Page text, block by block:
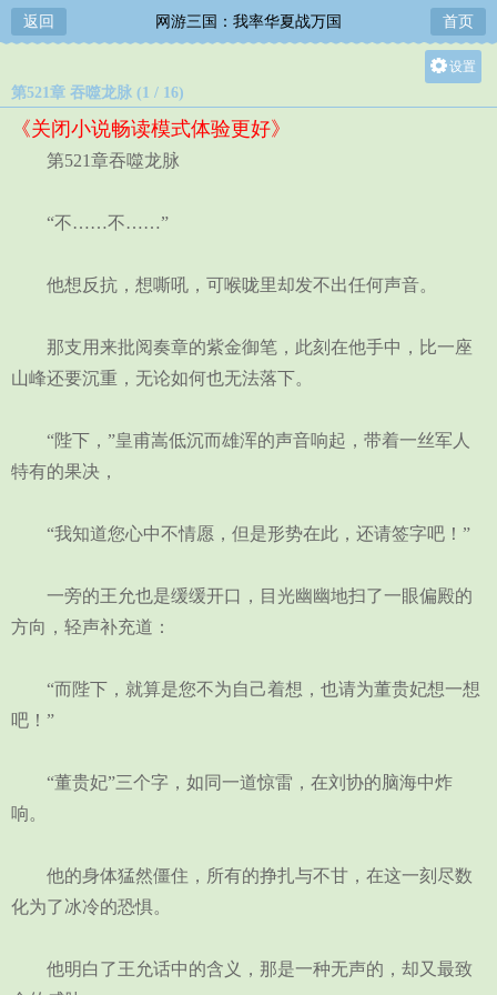
返回 网游三国：我率华夏战万国 首页
设置
第521章 吞噬龙脉 (1 / 16)
《关闭小说畅读模式体验更好》
第521章吞噬龙脉
“不……不……”
他想反抗，想嘶吼，可喉咙里却发不出任何声音。
那支用来批阅奏章的紫金御笔，此刻在他手中，比一座
山峰还要沉重，无论如何也无法落下。
“陛下，”皇甫嵩低沉而雄浑的声音响起，带着一丝军人
特有的果决，
“我知道您心中不情愿，但是形势在此，还请签字吧！”
一旁的王允也是缓缓开口，目光幽幽地扫了一眼偏殿的
方向，轻声补充道：
“而陛下，就算是您不为自己着想，也请为董贵妃想一想
吧！”
“董贵妃”三个字，如同一道惊雷，在刘协的脑海中炸
响。
他的身体猛然僵住，所有的挣扎与不甘，在这一刻尽数
化为了冰冷的恐惧。
他明白了王允话中的含义，那是一种无声的，却又最致